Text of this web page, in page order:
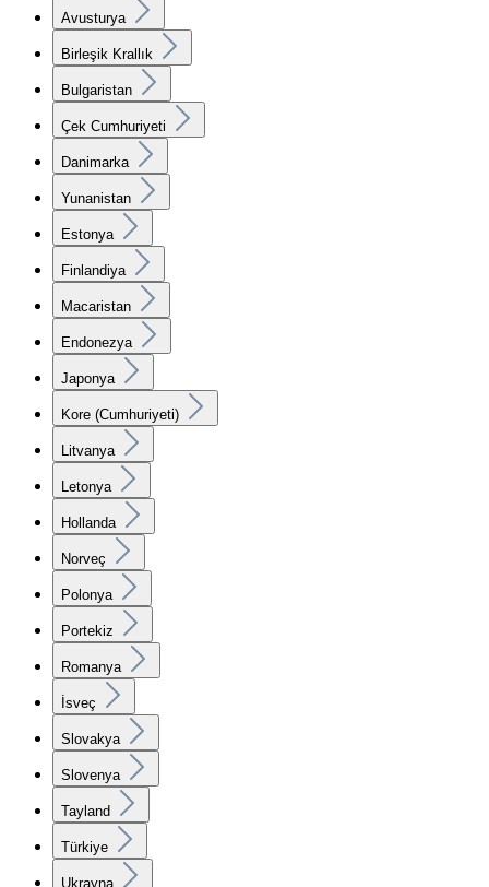
Avusturya
Birleşik Krallık
Bulgaristan
Çek Cumhuriyeti
Danimarka
Yunanistan
Estonya
Finlandiya
Macaristan
Endonezya
Japonya
Kore (Cumhuriyeti)
Litvanya
Letonya
Hollanda
Norveç
Polonya
Portekiz
Romanya
İsveç
Slovakya
Slovenya
Tayland
Türkiye
Ukrayna